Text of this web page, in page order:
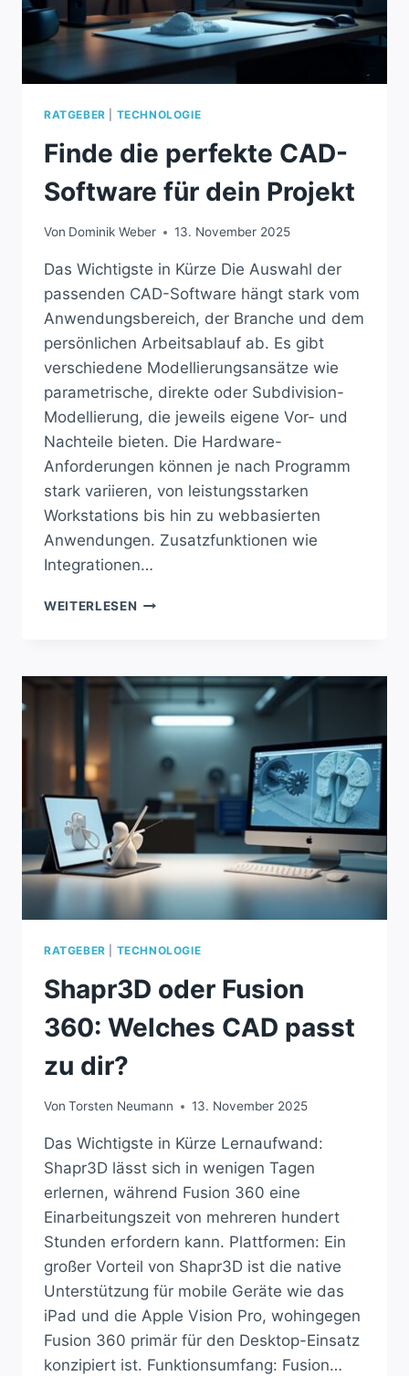
RATGEBER TECHNOLOGIE
Finde die perfekte CAD-
Software für dein Projekt
Von Dominik Weber 13. November 2025
Das Wichtigste in Kürze Die Auswahl der
passenden CAD-Software hängt stark vom
Anwendungsbereich, der Branche und dem
persönlichen Arbeitsablauf ab. Es gibt
verschiedene Modellierungsansätze wie
parametrische, direkte oder Subdivision-
Modellierung, die jeweils eigene Vor- und
Nachteile bieten. Die Hardware-
Anforderungen können je nach Programm
stark variieren, von leistungsstarken
Workstations bis hin zu webbasierten
Anwendungen. Zusatzfunktionen wie
Integrationen…
WEITERLESEN FINDE
SOFTWARE
FÜR
DEIN
PROJEKT
RATGEBER TECHNOLOGIE
Shapr3D oder Fusion
360: Welches CAD passt
zu dir?
Von Torsten Neumann 13. November 2025
Das Wichtigste in Kürze Lernaufwand:
Shapr3D lässt sich in wenigen Tagen
erlernen, während Fusion 360 eine
Einarbeitungszeit von mehreren hundert
Stunden erfordern kann. Plattformen: Ein
großer Vorteil von Shapr3D ist die native
Unterstützung für mobile Geräte wie das
iPad und die Apple Vision Pro, wohingegen
Fusion 360 primär für den Desktop-Einsatz
konzipiert ist. Funktionsumfang: Fusion…